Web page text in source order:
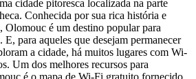
cidade pitoresca localizada na parte
Conhecida por sua rica história e
Olomouc é um destino popular para
para aqueles que desejam permanecer
a cidade, há muitos lugares com Wi-
Um dos melhores recursos para
é o mapa de Wi-Fi gratuito fornecido